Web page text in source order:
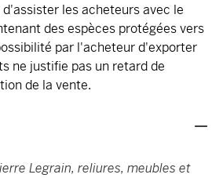
les acheteurs avec le
des espèces protégées vers
par l'acheteur d'exporter
ne justifie pas un retard de
de la vente.
Legrain, reliures, meubles et